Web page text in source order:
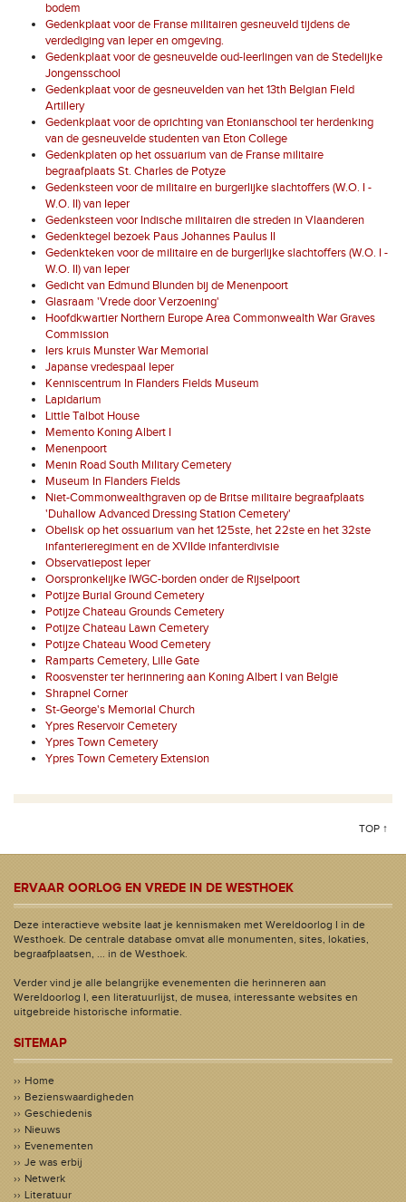
bodem
Gedenkplaat voor de Franse militairen gesneuveld tijdens de
verdediging van Ieper en omgeving.
Gedenkplaat voor de gesneuvelde oud-leerlingen van de Stedelijke
Jongensschool
Gedenkplaat voor de gesneuvelden van het 13th Belgian Field
Artillery
Gedenkplaat voor de oprichting van Etonianschool ter herdenking
van de gesneuvelde studenten van Eton College
Gedenkplaten op het ossuarium van de Franse militaire
begraafplaats St. Charles de Potyze
Gedenksteen voor de militaire en burgerlijke slachtoffers (W.O. I -
W.O. II) van Ieper
Gedenksteen voor Indische militairen die streden in Vlaanderen
Gedenktegel bezoek Paus Johannes Paulus II
Gedenkteken voor de militaire en de burgerlijke slachtoffers (W.O. I -
W.O. II) van Ieper
Gedicht van Edmund Blunden bij de Menenpoort
Glasraam 'Vrede door Verzoening'
Hoofdkwartier Northern Europe Area Commonwealth War Graves
Commission
Iers kruis Munster War Memorial
Japanse vredespaal Ieper
Kenniscentrum In Flanders Fields Museum
Lapidarium
Little Talbot House
Memento Koning Albert I
Menenpoort
Menin Road South Military Cemetery
Museum In Flanders Fields
Niet-Commonwealthgraven op de Britse militaire begraafplaats
'Duhallow Advanced Dressing Station Cemetery'
Obelisk op het ossuarium van het 125ste, het 22ste en het 32ste
infanterieregiment en de XVIIde infanterdivisie
Observatiepost Ieper
Oorspronkelijke IWGC-borden onder de Rijselpoort
Potijze Burial Ground Cemetery
Potijze Chateau Grounds Cemetery
Potijze Chateau Lawn Cemetery
Potijze Chateau Wood Cemetery
Ramparts Cemetery, Lille Gate
Roosvenster ter herinnering aan Koning Albert I van België
Shrapnel Corner
St-George's Memorial Church
Ypres Reservoir Cemetery
Ypres Town Cemetery
Ypres Town Cemetery Extension
TOP ↑
ERVAAR OORLOG EN VREDE IN DE WESTHOEK
Deze interactieve website laat je kennismaken met Wereldoorlog I in de
Westhoek. De centrale database omvat alle monumenten, sites, lokaties,
begraafplaatsen, ... in de Westhoek.
Verder vind je alle belangrijke evenementen die herinneren aan
Wereldoorlog I, een literatuurlijst, de musea, interessante websites en
uitgebreide historische informatie.
SITEMAP
Home
Bezienswaardigheden
Geschiedenis
Nieuws
Evenementen
Je was erbij
Netwerk
Literatuur